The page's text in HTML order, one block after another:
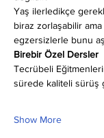
Yaş ilerledikçe
biraz zorlaşabilir ama
egzersizlerle bunu
Birebir Özel Dersler
Tecrübeli
sürede kaliteli sürüş
Show More